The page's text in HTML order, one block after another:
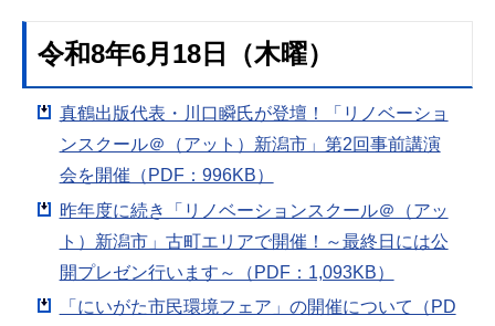
令和8年6月18日（木曜）
真鶴出版代表・川口瞬氏が登壇！「リノベーショ
ンスクール＠（アット）新潟市」第2回事前講演
会を開催（PDF：996KB）
昨年度に続き「リノベーションスクール＠（アッ
ト）新潟市」古町エリアで開催！～最終日には公
開プレゼン行います～（PDF：1,093KB）
「にいがた市民環境フェア」の開催について（PD